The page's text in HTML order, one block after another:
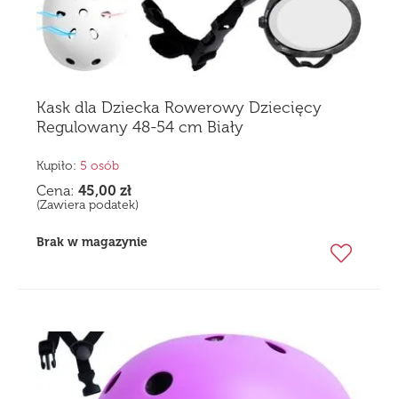
Kask dla Dziecka Rowerowy Dziecięcy
Regulowany 48-54 cm Biały
Kupiło: 5 osób
Cena: 45,00 zł
(Zawiera podatek)
Brak w magazynie